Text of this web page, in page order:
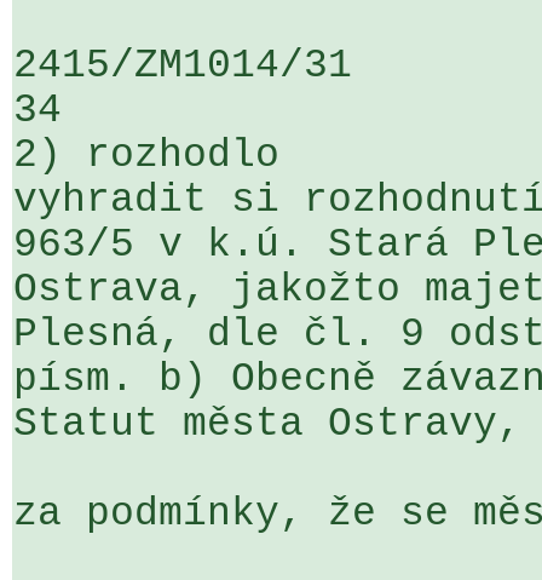
2415/ZM1014/31
34
2) rozhodlo
vyhradit si
963/5 v k.ú. Stará
Ostrava, jakožto
Plesná, dle čl. 9
písm. b) Obecně
Statut města
za podmínky, že se